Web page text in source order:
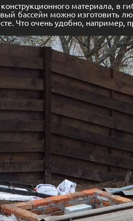
материала,
бассейн можно изготовить
Что очень удобно,